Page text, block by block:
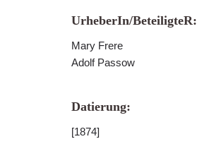
UrheberIn/BeteiligteR:
Mary Frere
Adolf Passow
Datierung:
[1874]